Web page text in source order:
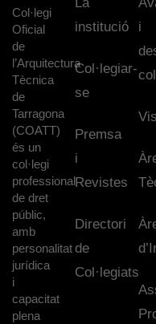
Col·legi
Oficial
de
l’Arquitectura
Tècnica
de
Tarragona
(COATT)
és un
col·legi
professional
de dret
públic,
amb
personalitat
jurídica
i
capacitat
plena
institució
Col·legiar-
se
Premsa
i
Revistes
Directori
de
Col·legiats
i